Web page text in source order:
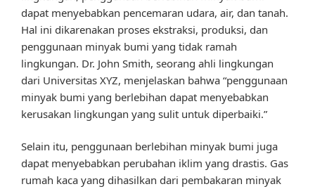
dapat menyebabkan pencemaran udara, air, dan tanah.
Hal ini dikarenakan proses ekstraksi, produksi, dan
penggunaan minyak bumi yang tidak ramah
lingkungan. Dr. John Smith, seorang ahli lingkungan
dari Universitas XYZ, menjelaskan bahwa “penggunaan
minyak bumi yang berlebihan dapat menyebabkan
kerusakan lingkungan yang sulit untuk diperbaiki.”
Selain itu, penggunaan berlebihan minyak bumi juga
dapat menyebabkan perubahan iklim yang drastis. Gas
rumah kaca yang dihasilkan dari pembakaran minyak